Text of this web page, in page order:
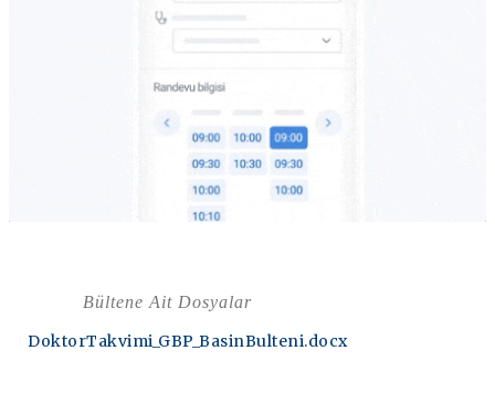
Bültene Ait Dosyalar
DoktorTakvimi_GBP_BasinBulteni.docx